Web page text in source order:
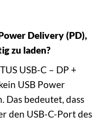
Delivery (PD),
zu laden?
USB-C – DP +
USB Power
Das bedeutet, dass
den USB-C-Port des